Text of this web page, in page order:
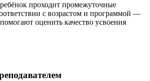
проходит промежуточные
с возрастом и программой —
оценить качество усвоения